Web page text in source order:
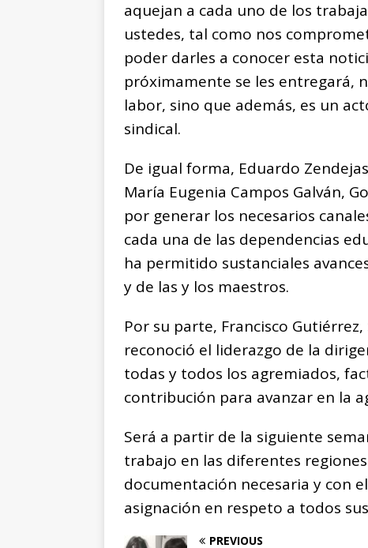
aquejan a cada uno de los
ustedes, tal como nos
poder darles a conocer esta
próximamente se les entregará,
labor, sino que además, es un
sindical.
De igual forma, Eduardo
María Eugenia Campos Galván,
por generar los necesarios
cada una de las dependencias
ha permitido sustanciales
y de las y los maestros.
Por su parte, Francisco
reconoció el liderazgo de la
todas y todos los agremiados,
contribución para avanzar en la
Será a partir de la siguiente
trabajo en las diferentes
documentación necesaria y con
asignación en respeto a todos
PREVIOUS